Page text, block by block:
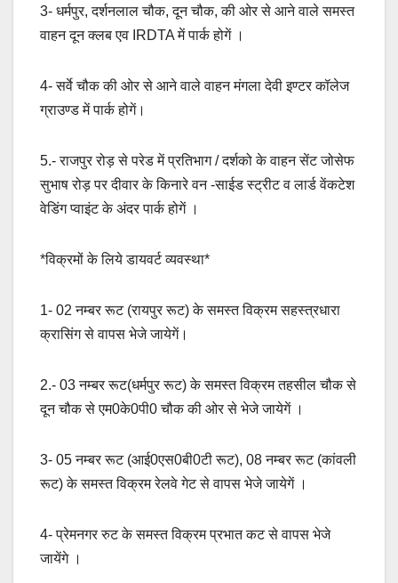
3- धर्मपुर, दर्शनलाल चौक, दून चौक, की ओर से आने वाले समस्त
वाहन दून क्लब एव IRDTA में पार्क होगें ।
4- सर्वे चौक की ओर से आने वाले वाहन मंगला देवी इण्टर कॉलेज
ग्राउण्ड में पार्क होगें।
5.- राजपुर रोड़ से परेड में प्रतिभाग / दर्शको के वाहन सेंट जोसेफ
सुभाष रोड़ पर दीवार के किनारे वन -साईड स्ट्रीट व लार्ड वेंकटेश
वेडिंग प्वाइंट के अंदर पार्क होगें ।
*विक्रमों के लिये डायवर्ट व्यवस्था*
1- 02 नम्बर रूट (रायपुर रूट) के समस्त विक्रम सहस्त्रधारा
क्रासिंग से वापस भेजे जायेगें।
2.- 03 नम्बर रूट(धर्मपुर रूट) के समस्त विक्रम तहसील चौक से
दून चौक से एम0के0पी0 चौक की ओर से भेजे जायेगें ।
3- 05 नम्बर रूट (आई0एस0बी0टी रूट), 08 नम्बर रूट (कांवली
रूट) के समस्त विक्रम रेलवे गेट से वापस भेजे जायेगें ।
4- प्रेमनगर रुट के समस्त विक्रम प्रभात कट से वापस भेजे
जायेंगे ।